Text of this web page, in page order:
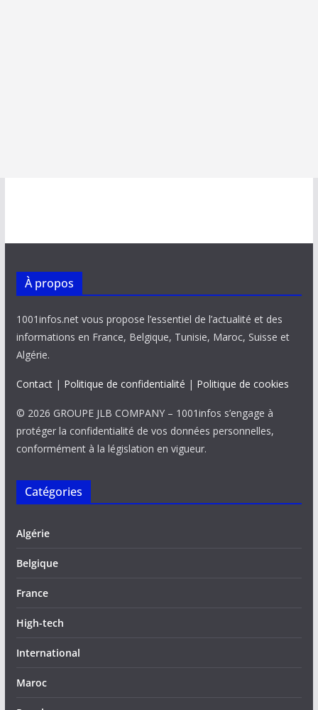
À propos
1001infos.net vous propose l’essentiel de l’actualité et des
informations en France, Belgique, Tunisie, Maroc, Suisse et
Algérie.
Contact| Politique de confidentialité | Politique de cookies
© 2026 GROUPE JLB COMPANY – 1001infos s’engage à
protéger la confidentialité de vos données personnelles,
conformément à la législation en vigueur.
Catégories
Algérie
Belgique
France
High-tech
International
Maroc